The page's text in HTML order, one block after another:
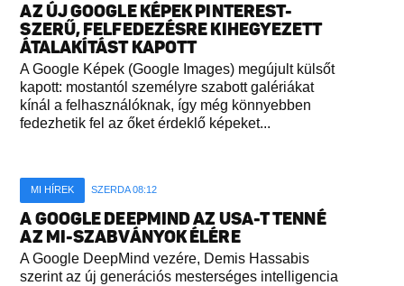
AZ ÚJ GOOGLE KÉPEK PINTEREST-
SZERŰ, FELFEDEZÉSRE KIHEGYEZETT
ÁTALAKÍTÁST KAPOTT
A Google Képek (Google Images) megújult külsőt
kapott: mostantól személyre szabott galériákat
kínál a felhasználóknak, így még könnyebben
fedezhetik fel az őket érdeklő képeket...
MI HÍREK SZERDA 08:12
A GOOGLE DEEPMIND AZ USA-T TENNÉ
AZ MI-SZABVÁNYOK ÉLÉRE
A Google DeepMind vezére, Demis Hassabis
szerint az új generációs mesterséges intelligencia